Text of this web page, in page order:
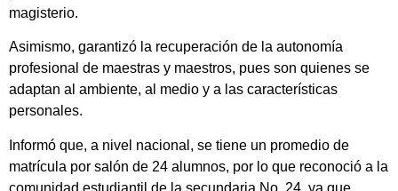
magisterio.
Asimismo, garantizó la recuperación de la autonomía
profesional de maestras y maestros, pues son quienes se
adaptan al ambiente, al medio y a las características
personales.
Informó que, a nivel nacional, se tiene un promedio de
matrícula por salón de 24 alumnos, por lo que reconoció a la
comunidad estudiantil de la secundaria No. 24, ya que